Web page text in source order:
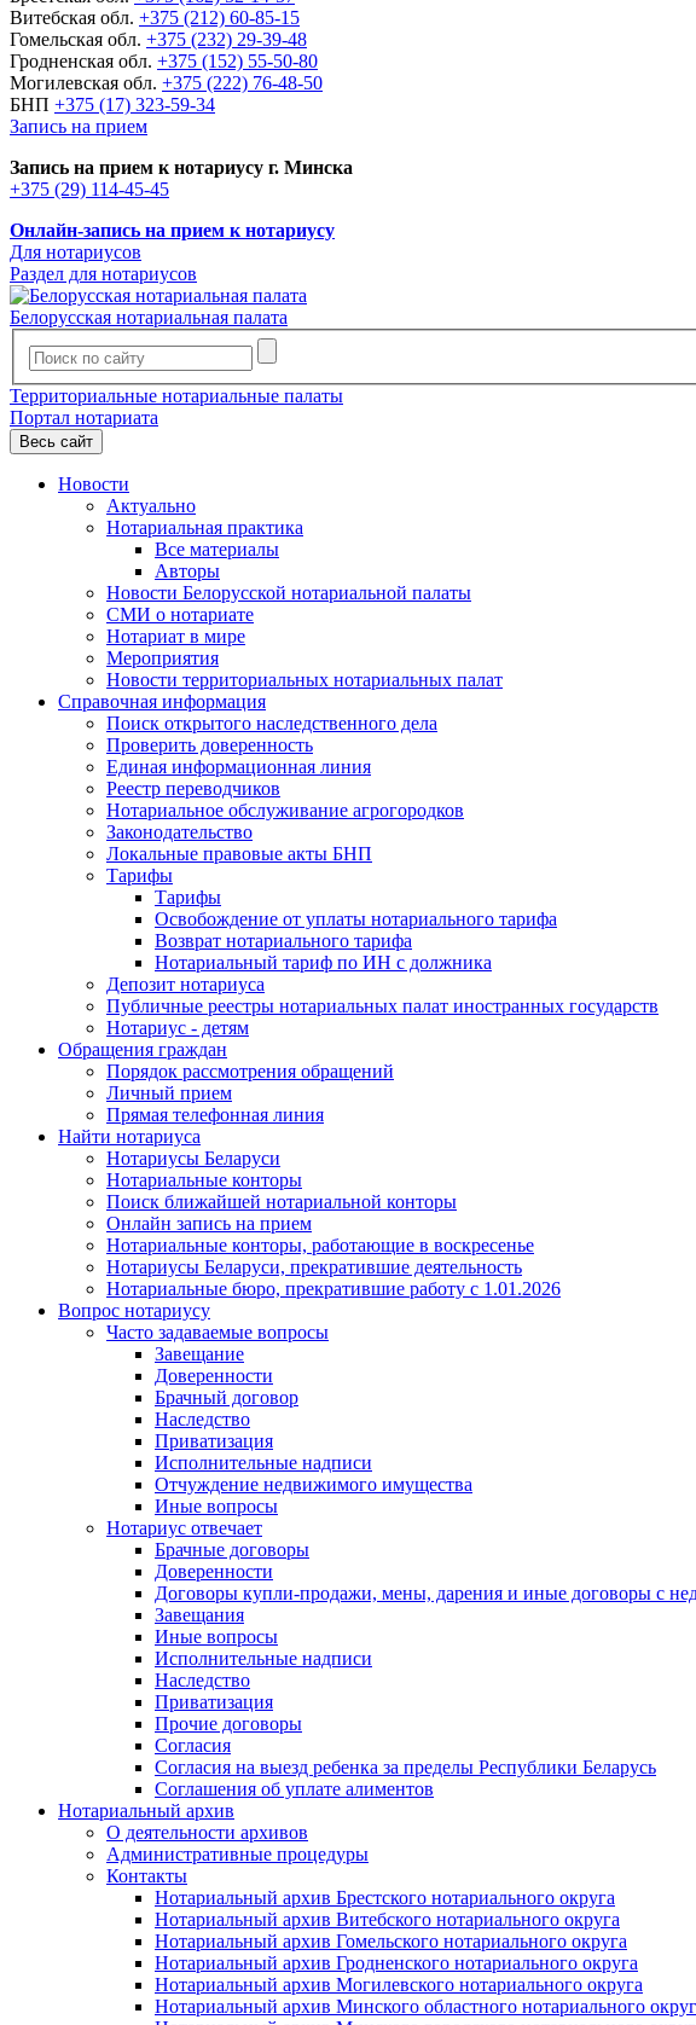
Витебская обл. +375 (212) 60-85-15
Гомельская обл. +375 (232) 29-39-48
Гродненская обл. +375 (152) 55-50-80
Могилевская обл. +375 (222) 76-48-50
БНП +375 (17) 323-59-34
Запись на прием
Запись на прием к нотариусу г. Минска
+375 (29) 114-45-45
Онлайн-запись на прием к нотариусу
Для нотариусов
Раздел для нотариусов
Белорусская нотариальная палата
Территориальные нотариальные палаты
Портал нотариата
Весь сайт
Новости
Актуально
Нотариальная практика
Все материалы
Авторы
Новости Белорусской нотариальной палаты
СМИ о нотариате
Нотариат в мире
Мероприятия
Новости территориальных нотариальных палат
Справочная информация
Поиск открытого наследственного дела
Проверить доверенность
Единая информационная линия
Реестр переводчиков
Нотариальное обслуживание агрогородков
Законодательство
Локальные правовые акты БНП
Тарифы
Тарифы
Освобождение от уплаты нотариального тарифа
Возврат нотариального тарифа
Нотариальный тариф по ИН с должника
Депозит нотариуса
Публичные реестры нотариальных палат иностранных государств
Нотариус - детям
Обращения граждан
Порядок рассмотрения обращений
Личный прием
Прямая телефонная линия
Найти нотариуса
Нотариусы Беларуси
Нотариальные конторы
Поиск ближайшей нотариальной конторы
Онлайн запись на прием
Нотариальные конторы, работающие в воскресенье
Нотариусы Беларуси, прекратившие деятельность
Нотариальные бюро, прекратившие работу с 1.01.2026
Вопрос нотариусу
Часто задаваемые вопросы
Завещание
Доверенности
Брачный договор
Наследство
Приватизация
Исполнительные надписи
Отчуждение недвижимого имущества
Иные вопросы
Нотариус отвечает
Брачные договоры
Доверенности
Договоры купли-продажи, мены, дарения и иные договоры с
Завещания
Иные вопросы
Исполнительные надписи
Наследство
Приватизация
Прочие договоры
Согласия
Согласия на выезд ребенка за пределы Республики Беларусь
Соглашения об уплате алиментов
Нотариальный архив
О деятельности архивов
Административные процедуры
Контакты
Нотариальный архив Брестского нотариального округа
Нотариальный архив Витебского нотариального округа
Нотариальный архив Гомельского нотариального округа
Нотариальный архив Гродненского нотариального округа
Нотариальный архив Могилевского нотариального округа
Нотариальный архив Минского областного нотариального